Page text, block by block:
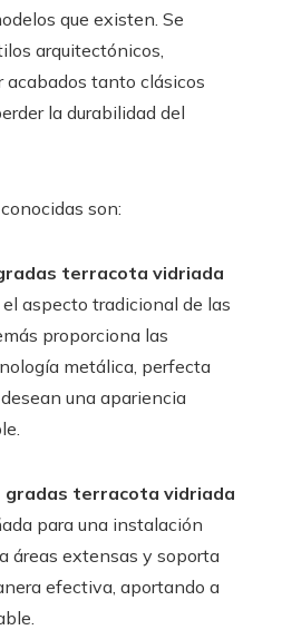
que existen. Se
arquitectónicos,
tanto clásicos
la durabilidad del
son:
terracota vidriada
aspecto tradicional de las
proporciona las
metálica, perfecta
una apariencia
gradas terracota vidriada
para una instalación
áreas extensas y soporta
efectiva, aportando a